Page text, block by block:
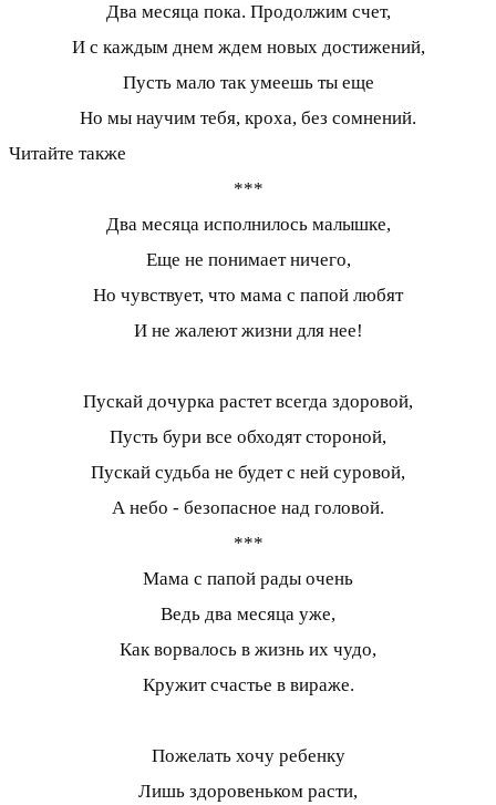
Два месяца пока. Продолжим счет,
И с каждым днем ждем новых достижений,
Пусть мало так умеешь ты еще
Но мы научим тебя, кроха, без сомнений.
Читайте также
***
Два месяца исполнилось малышке,
Еще не понимает ничего,
Но чувствует, что мама с папой любят
И не жалеют жизни для нее!
Пускай дочурка растет всегда здоровой,
Пусть бури все обходят стороной,
Пускай судьба не будет с ней суровой,
А небо - безопасное над головой.
***
Мама с папой рады очень
Ведь два месяца уже,
Как ворвалось в жизнь их чудо,
Кружит счастье в вираже.
Пожелать хочу ребенку
Лишь здоровеньком расти,